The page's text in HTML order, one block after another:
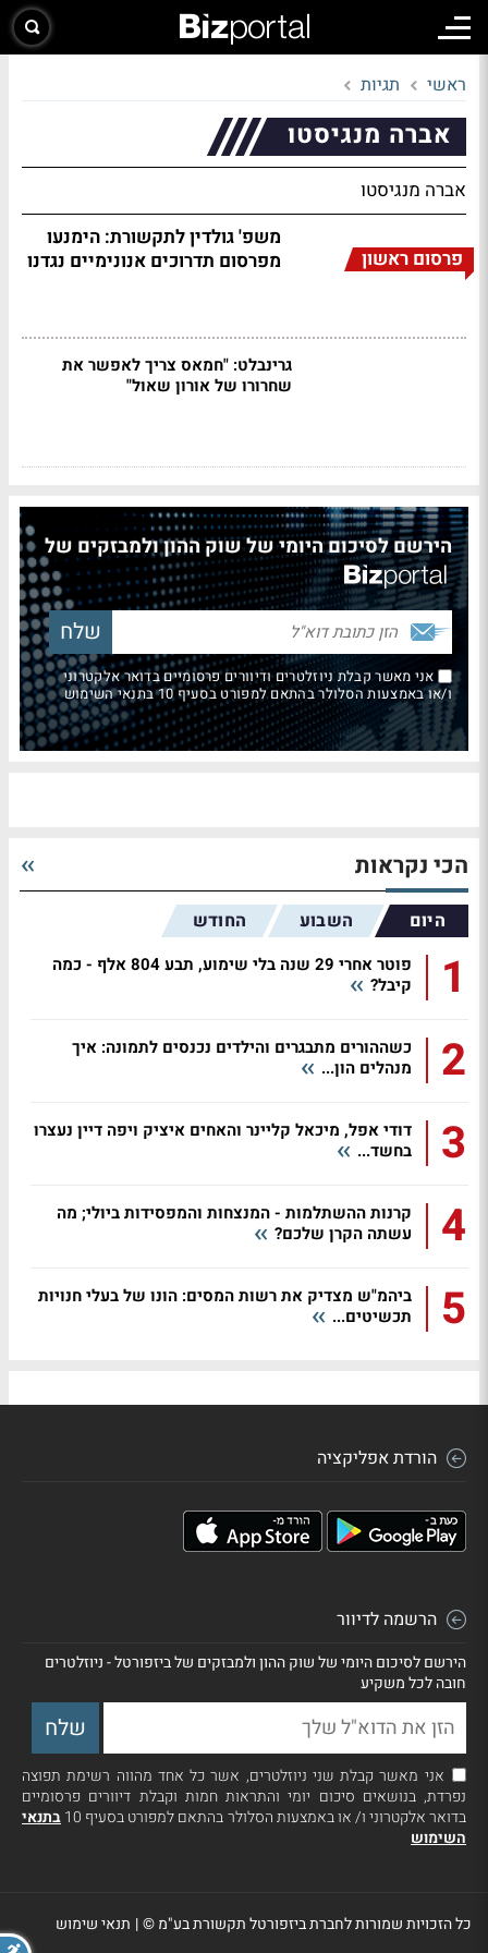
ראשי תגיות
אברה מנגיסטו
אברה מנגיסטו
פרסום ראשון
משפ' גולדין לתקשורת: הימנעו
מפרסום תדרוכים אנונימיים נגדנו
גרינבלט: "חמאס צריך לאפשר את
שחרורו של אורון שאול"
הירשם לסיכום היומי של שוק ההון ולמבזקים של
אני מאשר קבלת ניוזלטרים ודיוורים פרסומיים בדואר אלקטרוני
ו/או באמצעות הסלולר בהתאם למפורט בסעיף 10 בתנאי השימוש
הכי נקראות
היום השבוע החודש
1
פוטר אחרי 29 שנה בלי שימוע, תבע 804 אלף - כמה
קיבל?
2
כשההורים מתבגרים והילדים נכנסים לתמונה: איך
מנהלים הון...
3
דודי אפל, מיכאל קליינר והאחים איציק ויפה דיין נעצרו
בחשד...
4
קרנות ההשתלמות - המנצחות והמפסידות ביולי; מה
עשתה הקרן שלכם?
5
ביהמ"ש מצדיק את רשות המסים: הונו של בעלי חנויות
תכשיטים...
הורדת אפליקציה
הרשמה לדיוור
הירשם לסיכום היומי של שוק ההון ולמבזקים של ביזפורטל - ניוזלטרים
חובה לכל משקיע
אני מאשר קבלת שני ניוזלטרים, אשר כל אחד מהווה רשימת תפוצה
נפרדת, בנושאים סיכום יומי והתראות חמות וקבלת דיוורים פרסומיים
בדואר אלקטרוני ו/ או באמצעות הסלולר בהתאם למפורט בסעיף 10
בתנאי
השימוש
כל הזכויות שמורות לחברת ביזפורטל תקשורת בע"מ ©| תנאי שימוש